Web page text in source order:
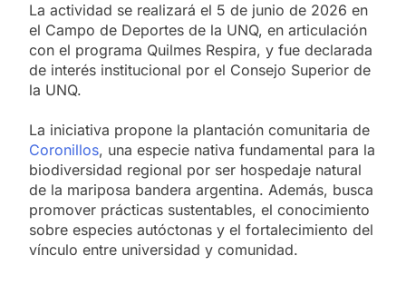
La actividad se realizará el 5 de junio de 2026 en
el Campo de Deportes de la UNQ, en articulación
con el programa Quilmes Respira, y fue declarada
de interés institucional por el Consejo Superior de
la UNQ.
La iniciativa propone la plantación comunitaria de
Coronillos, una especie nativa fundamental para la
biodiversidad regional por ser hospedaje natural
de la mariposa bandera argentina. Además, busca
promover prácticas sustentables, el conocimiento
sobre especies autóctonas y el fortalecimiento del
vínculo entre universidad y comunidad.